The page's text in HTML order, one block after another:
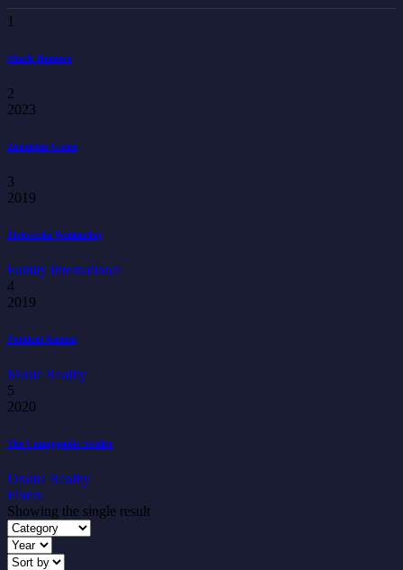
1
Shark Hunters
2
2023
Zoombies Game
3
2019
Fireworks Wednesday
Family International
4
2019
Political Animal
Music Reality
5
2020
The Unstoppable Soldier
Drama Reality
Filters
Showing the single result